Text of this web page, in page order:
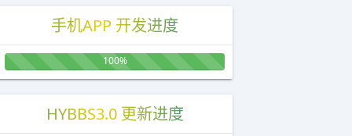
手机APP 开发进度
100%
HYBBS3.0 更新进度